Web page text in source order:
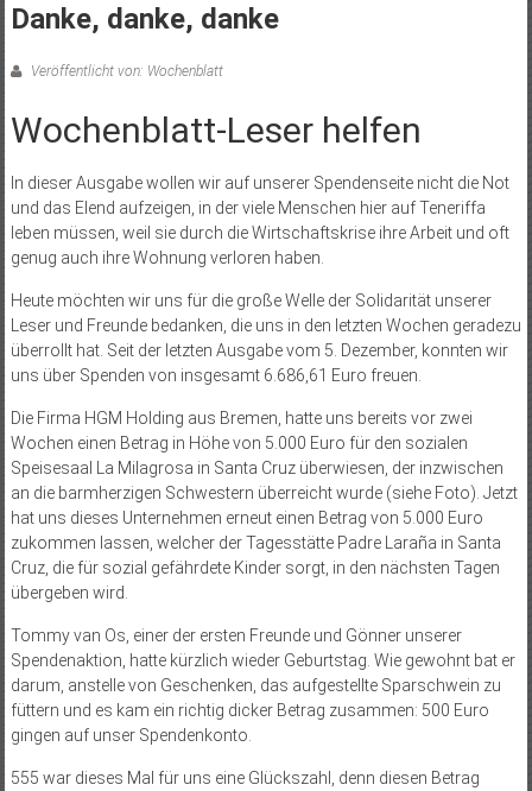
Danke, danke, danke
Veröffentlicht von: Wochenblatt
Wochenblatt-Leser helfen
In dieser Ausgabe wollen wir auf unserer Spendenseite nicht die Not
und das Elend aufzeigen, in der viele Menschen hier auf Teneriffa
leben müssen, weil sie durch die Wirtschaftskrise ihre Arbeit und oft
genug auch ihre Wohnung verloren haben.
Heute möchten wir uns für die große Welle der Solidarität unserer
Leser und Freunde bedanken, die uns in den letzten Wochen geradezu
überrollt hat. Seit der letzten Ausgabe vom 5. Dezember, konnten wir
uns über Spenden von insgesamt 6.686,61 Euro freuen.
Die Firma HGM Holding aus Bremen, hatte uns bereits vor zwei
Wochen einen Betrag in Höhe von 5.000 Euro für den sozialen
Speisesaal La Milagrosa in Santa Cruz überwiesen, der inzwischen
an die barmherzigen Schwestern überreicht wurde (siehe Foto). Jetzt
hat uns dieses Unternehmen erneut einen Betrag von 5.000 Euro
zukommen lassen, welcher der Tagesstätte Padre Laraña in Santa
Cruz, die für sozial gefährdete Kinder sorgt, in den nächsten Tagen
übergeben wird.
Tommy van Os, einer der ersten Freunde und Gönner unserer
Spendenaktion, hatte kürzlich wieder Geburtstag. Wie gewohnt bat er
darum, anstelle von Geschenken, das aufgestellte Sparschwein zu
füttern und es kam ein richtig dicker Betrag zusammen: 500 Euro
gingen auf unser Spendenkonto.
555 war dieses Mal für uns eine Glückszahl, denn diesen Betrag